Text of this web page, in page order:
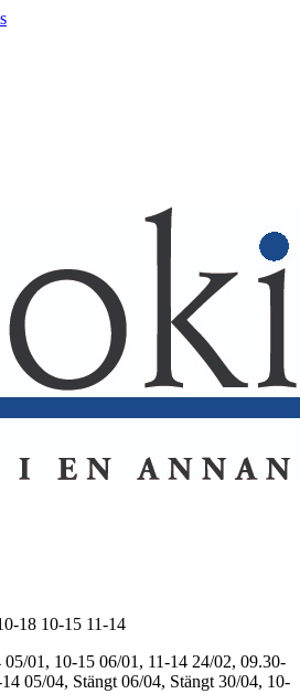
18 10-15 11-14
05/01, 10-15 06/01, 11-14 24/02, 09.30-
05/04, Stängt 06/04, Stängt 30/04, 10-